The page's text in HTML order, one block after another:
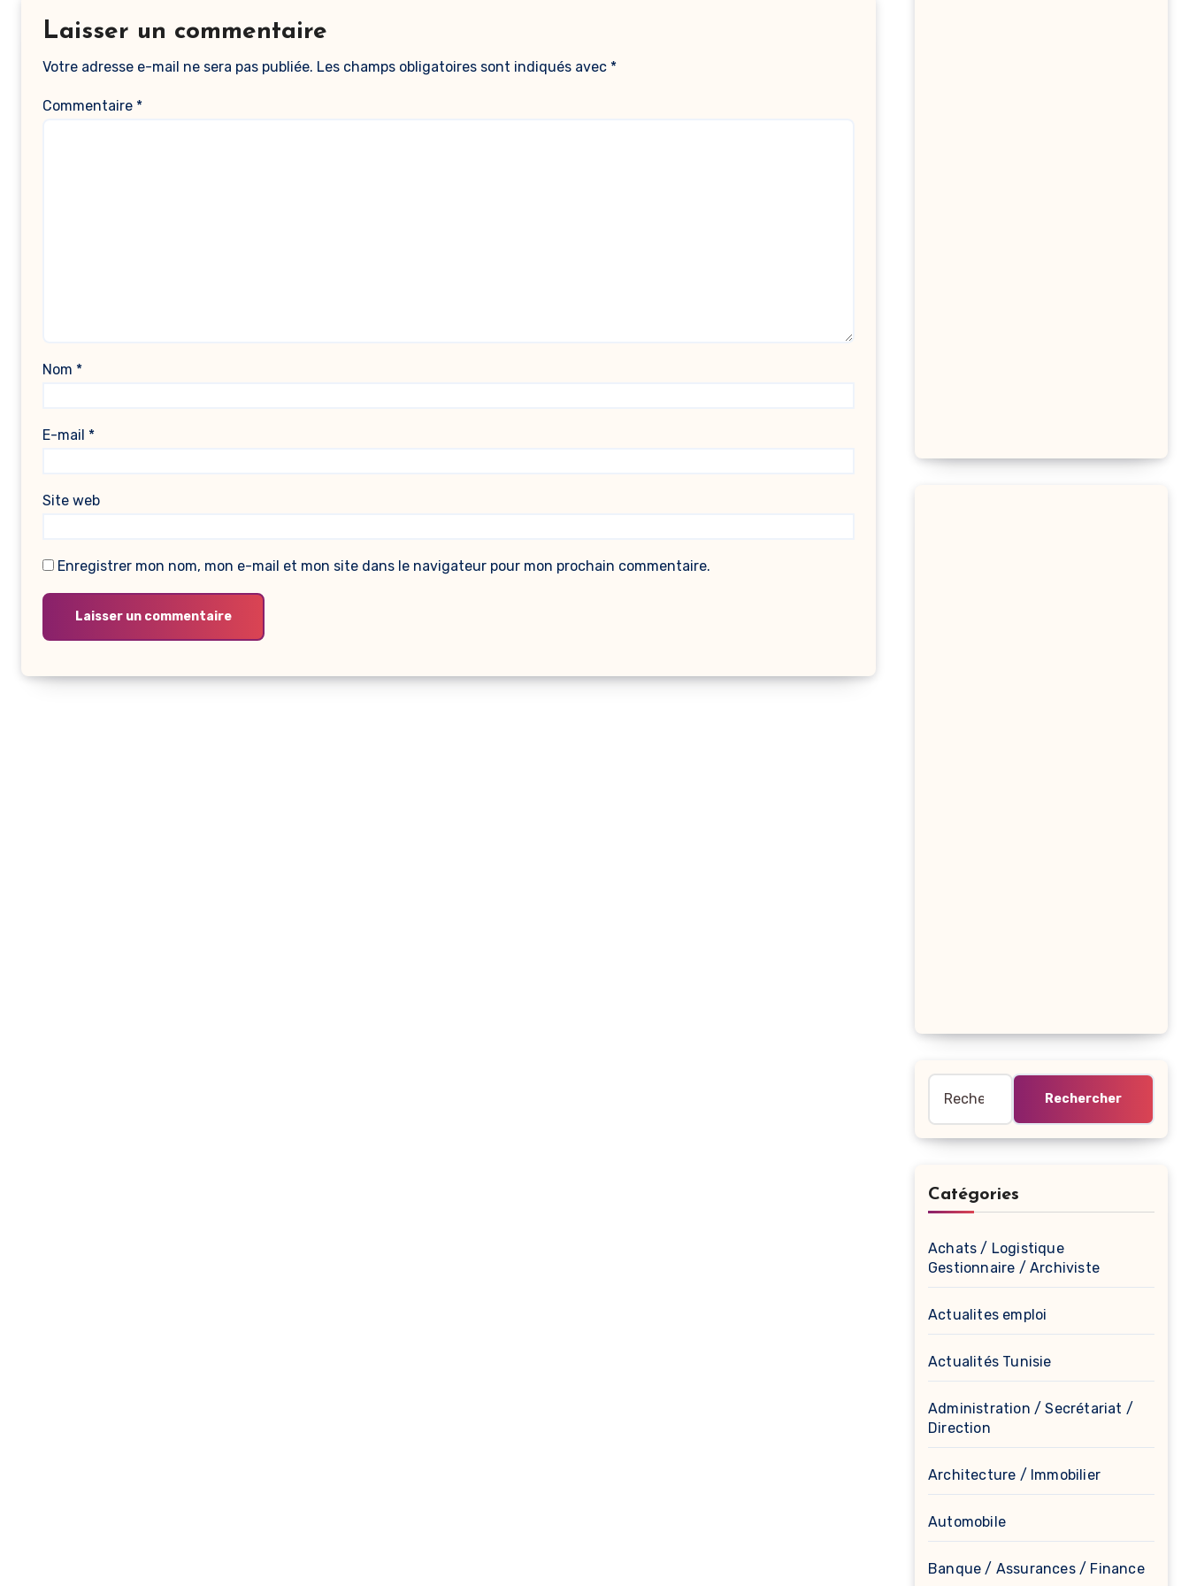
Laisser un commentaire
Votre adresse e-mail ne sera pas publiée. Les champs obligatoires sont indiqués avec *
Commentaire *
Nom *
E-mail *
Site web
Enregistrer mon nom, mon e-mail et mon site dans le navigateur pour mon prochain commentaire.
Catégories
Achats / Logistique
Gestionnaire / Archiviste
Actualites emploi
Actualités Tunisie
Administration / Secrétariat /
Direction
Architecture / Immobilier
Automobile
Banque / Assurances / Finance